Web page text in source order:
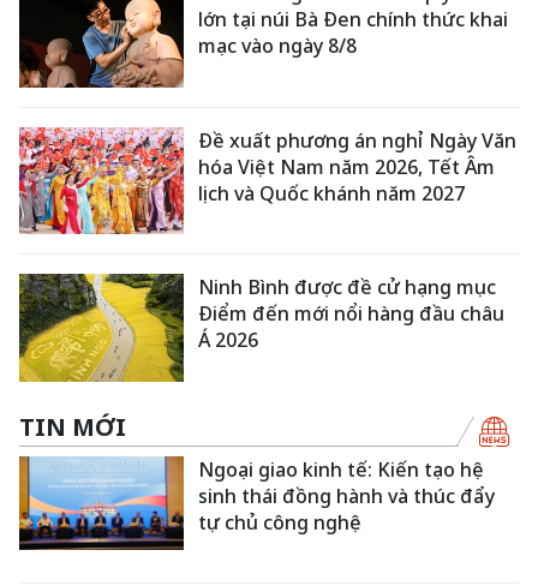
lớn tại núi Bà Đen chính thức khai
mạc vào ngày 8/8
Đề xuất phương án nghỉ Ngày Văn
hóa Việt Nam năm 2026, Tết Âm
lịch và Quốc khánh năm 2027
Ninh Bình được đề cử hạng mục
Điểm đến mới nổi hàng đầu châu
Á 2026
TIN MỚI
Ngoại giao kinh tế: Kiến tạo hệ
sinh thái đồng hành và thúc đẩy
tự chủ công nghệ